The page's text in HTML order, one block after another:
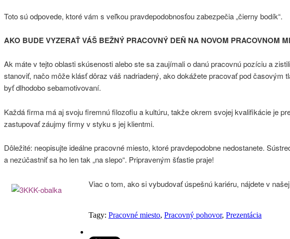
Toto sú odpovede, ktoré vám s veľkou pravdepodobnosťou zabezpečia „čierny bodík“.
AKO BUDE VYZERAŤ VÁŠ BEŽNÝ PRACOVNÝ DEŇ NA NOVOM PRACOVNOM
Ak máte v tejto oblasti skúsenosti alebo ste sa zaujímali o danú pracovnú pozíciu a
stanoviť, načo môže klásť dôraz váš nadriadený, ako dokážete pracovať pod
byť dlhodobo sebamotivovaní.
Každá firma má aj svoju firemnú filozofiu a kultúru, takže okrem svojej kvalifikácie je
zastupovať záujmy firmy v styku s jej klientmi.
Dôležité: neopisujte ideálne pracovné miesto, ktoré pravdepodobne nedostanete.
a nezúčastniť sa ho len tak „na slepo“. Pripraveným šťastie praje!
Viac o tom, ako si vybudovať úspešnú kariéru, nájdete v
Tagy: Pracovné miesto, Pracovný pohovor, Prezentácia